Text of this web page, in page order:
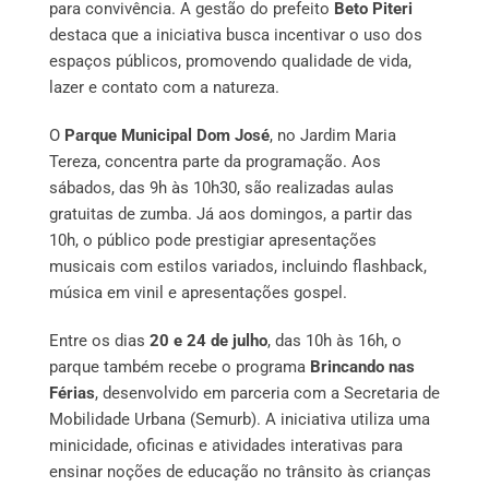
para convivência. A gestão do prefeito Beto Piteri
destaca que a iniciativa busca incentivar o uso dos
espaços públicos, promovendo qualidade de vida,
lazer e contato com a natureza.
O Parque Municipal Dom José, no Jardim Maria
Tereza, concentra parte da programação. Aos
sábados, das 9h às 10h30, são realizadas aulas
gratuitas de zumba. Já aos domingos, a partir das
10h, o público pode prestigiar apresentações
musicais com estilos variados, incluindo flashback,
música em vinil e apresentações gospel.
Entre os dias 20 e 24 de julho, das 10h às 16h, o
parque também recebe o programa Brincando nas
Férias, desenvolvido em parceria com a Secretaria de
Mobilidade Urbana (Semurb). A iniciativa utiliza uma
minicidade, oficinas e atividades interativas para
ensinar noções de educação no trânsito às crianças